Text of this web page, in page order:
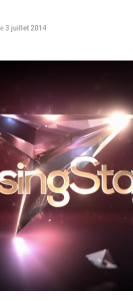
le 3 juillet 2014